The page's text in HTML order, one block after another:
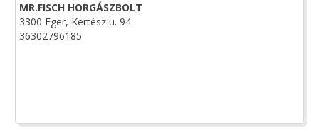
MR.FISCH HORGÁSZBOLT
3300 Eger, Kertész u. 94.
36302796185